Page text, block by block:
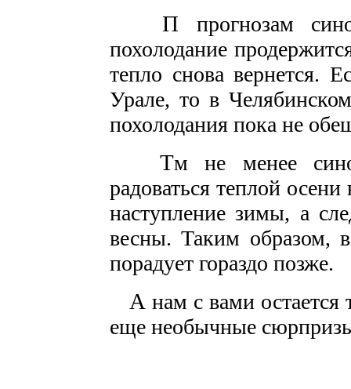
П прогнозам
похолодание
тепло снова вернется.
Урале, то в
похолодания пока не
Тм не менее
радоваться теплой
наступление зимы, а
весны. Таким образом,
порадует гораздо позже.
А нам с вами остается
еще необычные